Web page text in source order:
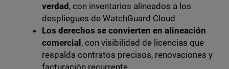
verdad, con inventarios alineados a los
despliegues de WatchGuard Cloud
Los derechos se convierten en alineación
comercial, con visibilidad de licencias que
respalda contratos precisos, renovaciones y
facturación recurrente